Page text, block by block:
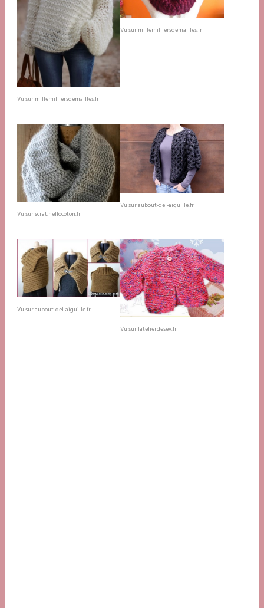
Vu sur millemilliersdemailles.fr
Vu sur millemilliersdemailles.fr
Vu sur scrat.hellocoton.fr
Vu sur aubout-del-aiguille.fr
Vu sur aubout-del-aiguille.fr
Vu sur latelierdesev.fr